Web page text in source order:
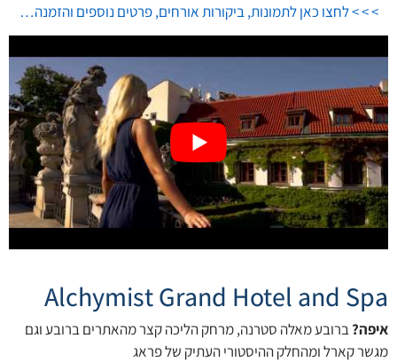
> > > לחצו כאן לתמונות, ביקורות אורחים, פרטים נוספים והזמנה…
Alchymist Grand Hotel and Spa
איפה?ברובע מאלה סטרנה, מרחק הליכה קצר מהאתרים ברובע וגם
מגשר קארל ומהחלק ההיסטורי העתיק של פראג